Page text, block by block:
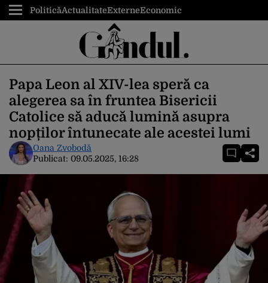
PoliticăActualitateExterneEconomic
Papa Leon al XIV-lea speră ca
alegerea sa în fruntea Bisericii
Catolice să aducă lumină asupra
nopților întunecate ale acestei lumi
Oana Zvobodă
Publicat: 09.05.2025, 16:28